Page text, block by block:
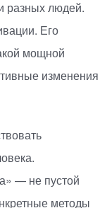
разных людей.
Его
мощной
изменения
— не пустой
методы